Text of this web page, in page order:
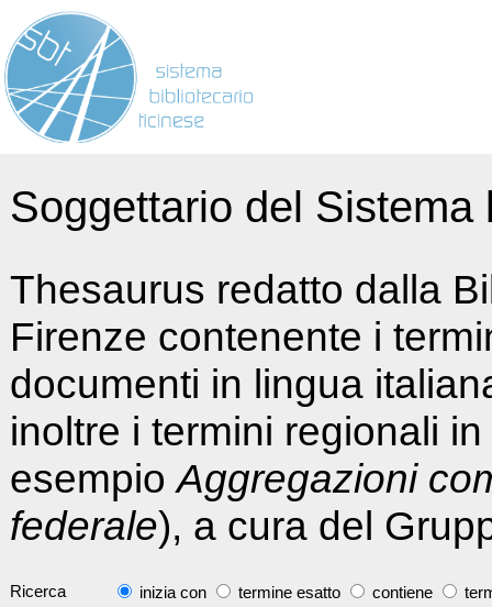
Soggettario del
Thesaurus redatto dalla
Firenze contenente i
documenti in lingua
inoltre i termini regionali
esempioAggregazioni
federale), a cura del
Ricerca inizia con termine esatto contiene